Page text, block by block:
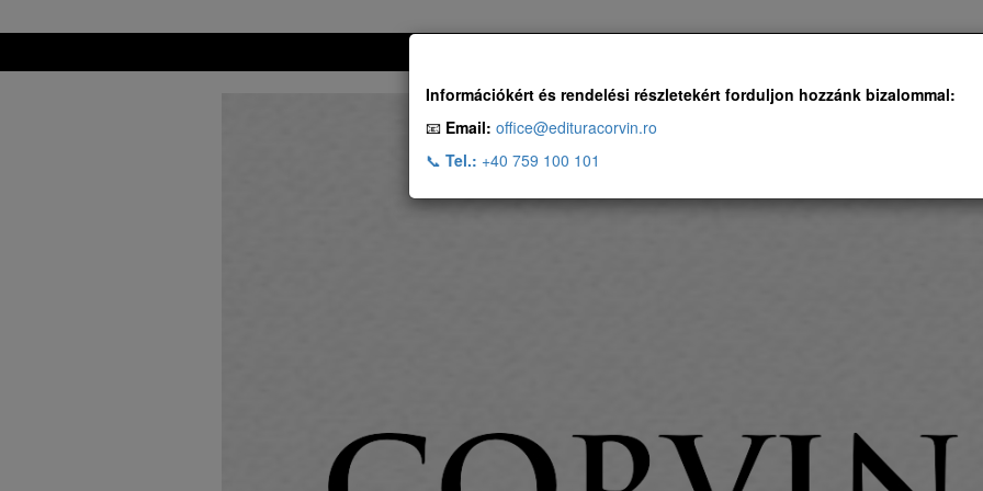
Információkért és rendelési részletekért forduljon hozzánk bizalommal:
📧 Email: office@edituracorvin.ro
📞 Tel.: +40 759 100 101